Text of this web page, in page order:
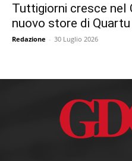
Tuttigiorni cresce nel
nuovo store di Quartu
Redazione - 30 Luglio 2026